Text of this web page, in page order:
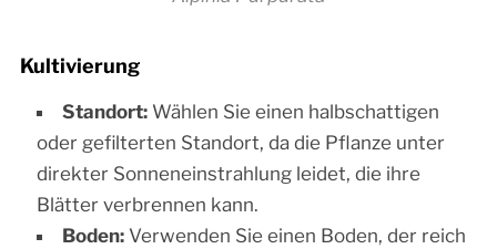
Kultivierung
Standort:Wählen Sie einen halbschattigen
oder gefilterten Standort, da die Pflanze unter
direkter Sonneneinstrahlung leidet, die ihre
Blätter verbrennen kann.
Boden:Verwenden Sie einen Boden, der reich